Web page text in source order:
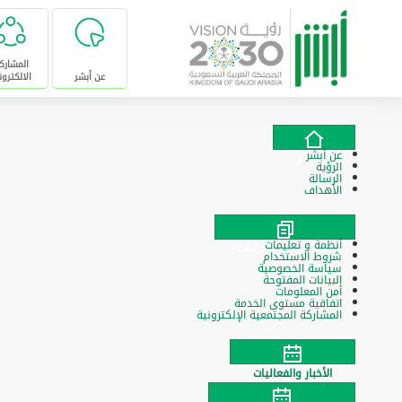
تخطى للإنتقال إلى المحتوى الرئيسي
عن أبشر
عن أبشر
عن أبشر
الرؤية
الرسالة
الأهداف
السياسات والإجراءات
أنظمة و تعليمات
شروط الاستخدام
سياسة الخصوصية
البيانات المفتوحة
أمن المعلومات
اتفاقية مستوى الخدمة
المشاركة المجتمعية الإلكترونية
الأخبار والفعاليات